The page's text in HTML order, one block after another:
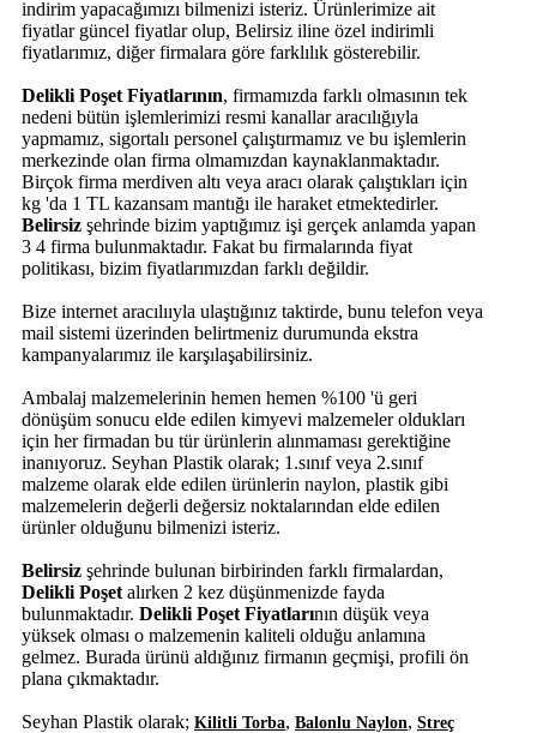
indirim yapacağımızı bilmenizi isteriz. Ürünlerimize ait
fiyatlar güncel fiyatlar olup, Belirsiz iline özel indirimli
fiyatlarımız, diğer firmalara göre farklılık gösterebilir.
Delikli Poşet Fiyatlarının, firmamızda farklı olmasının tek
nedeni bütün işlemlerimizi resmi kanallar aracılığıyla
yapmamız, sigortalı personel çalıştırmamız ve bu işlemlerin
merkezinde olan firma olmamızdan kaynaklanmaktadır.
Birçok firma merdiven altı veya aracı olarak çalıştıkları için
kg 'da 1 TL kazansam mantığı ile haraket etmektedirler.
Belirsiz şehrinde bizim yaptığımız işi gerçek anlamda yapan
3 4 firma bulunmaktadır. Fakat bu firmalarında fiyat
politikası, bizim fiyatlarımızdan farklı değildir.
Bize internet aracılııyla ulaştığınız taktirde, bunu telefon veya
mail sistemi üzerinden belirtmeniz durumunda ekstra
kampanyalarımız ile karşılaşabilirsiniz.
Ambalaj malzemelerinin hemen hemen %100 'ü geri
dönüşüm sonucu elde edilen kimyevi malzemeler oldukları
için her firmadan bu tür ürünlerin alınmaması gerektiğine
inanıyoruz. Seyhan Plastik olarak; 1.sınıf veya 2.sınıf
malzeme olarak elde edilen ürünlerin naylon, plastik gibi
malzemelerin değerli değersiz noktalarından elde edilen
ürünler olduğunu bilmenizi isteriz.
Belirsiz şehrinde bulunan birbirinden farklı firmalardan,
Delikli Poşet alırken 2 kez düşünmenizde fayda
bulunmaktadır. Delikli Poşet Fiyatlarının düşük veya
yüksek olması o malzemenin kaliteli olduğu anlamına
gelmez. Burada ürünü aldığınız firmanın geçmişi, profili ön
plana çıkmaktadır.
Seyhan Plastik olarak; Kilitli Torba, Balonlu Naylon, Streç